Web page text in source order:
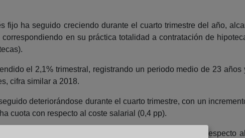
fijo ha seguido creciendo durante el cuarto trimestre del año,
en su práctica totalidad a contratación de
el 2,1% trimestral, registrando un periodo medio de 23
cifra similar a 2018.
deteriorándose durante el cuarto trimestre, con un
cuota con respecto al coste salarial (0,4 pp).
de 604,1 euros y el porcentaje de dicha cuota con respecto